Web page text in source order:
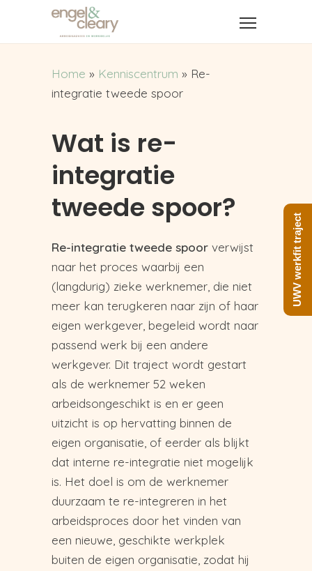
Home » Kenniscentrum » Re-
integratie tweede spoor
Wat is re-
integratie
tweede spoor?
Re-integratie tweede spoor verwijst
naar het proces waarbij een
(langdurig) zieke werknemer, die niet
meer kan terugkeren naar zijn of haar
eigen werkgever, begeleid wordt naar
passend werk bij een andere
werkgever. Dit traject wordt gestart
als de werknemer 52 weken
arbeidsongeschikt is en er geen
uitzicht is op hervatting binnen de
eigen organisatie, of eerder als blijkt
dat interne re-integratie niet mogelijk
is. Het doel is om de werknemer
duurzaam te re-integreren in het
arbeidsproces door het vinden van
een nieuwe, geschikte werkplek
buiten de eigen organisatie, zodat hij
UWV werkfit traject